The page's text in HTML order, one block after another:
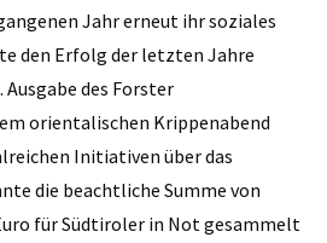
Jahr erneut ihr soziales
den Erfolg der letzten Jahre
des Forster
orientalischen Krippenabend
Initiativen über das
die beachtliche Summe von
für Südtiroler in Not gesammelt